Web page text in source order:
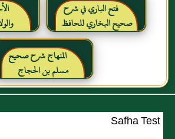
فتح الباري في شرح
صحيح البخاري للحافظ
ابن حجر العسقلاني
المنهاج شرح صحيح
مسلم بن الحجاج
Safha Test